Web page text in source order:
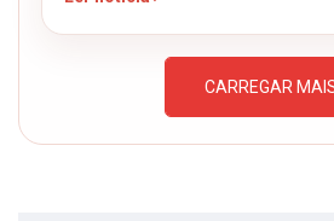
CARREGAR